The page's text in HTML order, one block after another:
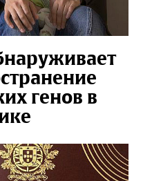
генов в